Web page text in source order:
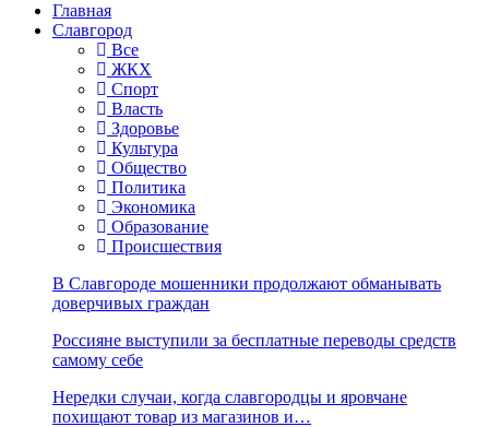
Главная
Славгород
Все
ЖКХ
Спорт
Власть
Здоровье
Культура
Общество
Политика
Экономика
Образование
Происшествия
В Славгороде мошенники продолжают обманывать
доверчивых граждан
Россияне выступили за бесплатные переводы средств
самому себе
Нередки случаи, когда славгородцы и яровчане
похищают товар из магазинов и…